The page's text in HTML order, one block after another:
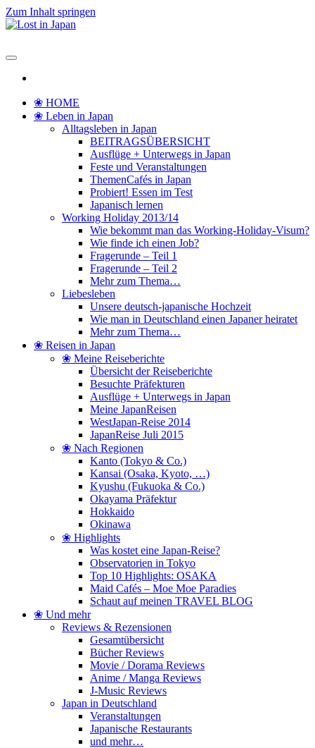
Zum Inhalt springen
❀ HOME
❀ Leben in Japan
Alltagsleben in Japan
BEITRAGSÜBERSICHT
Ausflüge + Unterwegs in Japan
Feste und Veranstaltungen
ThemenCafés in Japan
Probiert! Essen im Test
Japanisch lernen
Working Holiday 2013/14
Wie bekommt man das Working-Holiday-Visum?
Wie finde ich einen Job?
Fragerunde – Teil 1
Fragerunde – Teil 2
Mehr zum Thema…
Liebesleben
Unsere deutsch-japanische Hochzeit
Wie man in Deutschland einen Japaner heiratet
Mehr zum Thema…
❀ Reisen in Japan
❀ Meine Reiseberichte
Übersicht der Reiseberichte
Besuchte Präfekturen
Ausflüge + Unterwegs in Japan
Meine JapanReisen
WestJapan-Reise 2014
JapanReise Juli 2015
❀ Nach Regionen
Kanto (Tokyo & Co.)
Kansai (Osaka, Kyoto, …)
Kyushu (Fukuoka & Co.)
Okayama Präfektur
Hokkaido
Okinawa
❀ Highlights
Was kostet eine Japan-Reise?
Observatorien in Tokyo
Top 10 Highlights: OSAKA
Maid Cafés – Moe Moe Paradies
Schaut auf meinen TRAVEL BLOG
❀ Und mehr
Reviews & Rezensionen
Gesamtübersicht
Bücher Reviews
Movie / Dorama Reviews
Anime / Manga Reviews
J-Music Reviews
Japan in Deutschland
Veranstaltungen
Japanische Restaurants
und mehr…